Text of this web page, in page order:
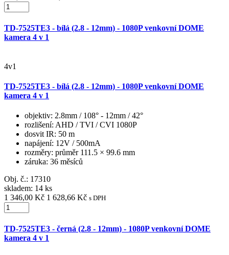
TD-7525TE3 - bílá (2.8 - 12mm) - 1080P venkovní DOME
kamera 4 v 1
4v1
TD-7525TE3 - bílá (2.8 - 12mm) - 1080P venkovní DOME
kamera 4 v 1
objektiv: 2.8mm / 108° - 12mm / 42°
rozlišení: AHD / TVI / CVI 1080P
dosvit IR: 50 m
napájení: 12V / 500mA
rozměry: průměr 111.5 × 99.6 mm
záruka: 36 měsíců
Obj. č.: 17310
skladem: 14 ks
1 346,00 Kč 1 628,66 Kč s DPH
TD-7525TE3 - černá (2.8 - 12mm) - 1080P venkovní DOME
kamera 4 v 1